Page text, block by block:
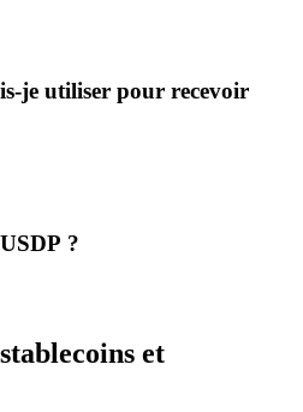
je utiliser pour recevoir
?
et